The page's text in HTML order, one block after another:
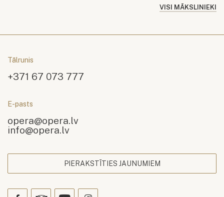
VISI MĀKSLINIEKI
Tālrunis
+371 67 073 777
E-pasts
opera@opera.lv
info@opera.lv
PIERAKSTĪTIES JAUNUMIEM